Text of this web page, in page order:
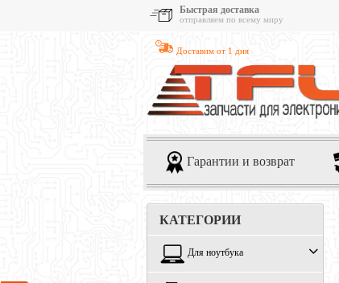
Быстрая доставка
отправляем по всему миру
Доставим от 1 дня
Гарантии и возврат
КАТЕГОРИИ
Для ноутбука